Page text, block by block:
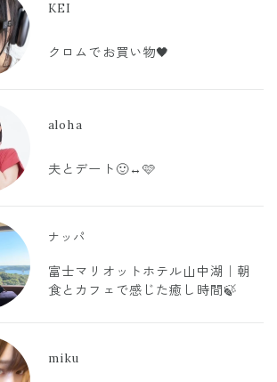
KEI
クロムでお買い物🖤
aloha
夫とデート🙂‍↔️🩷
ナッパ
富士マリオットホテル山中湖｜朝
食とカフェで感じた癒し時間🍃
miku